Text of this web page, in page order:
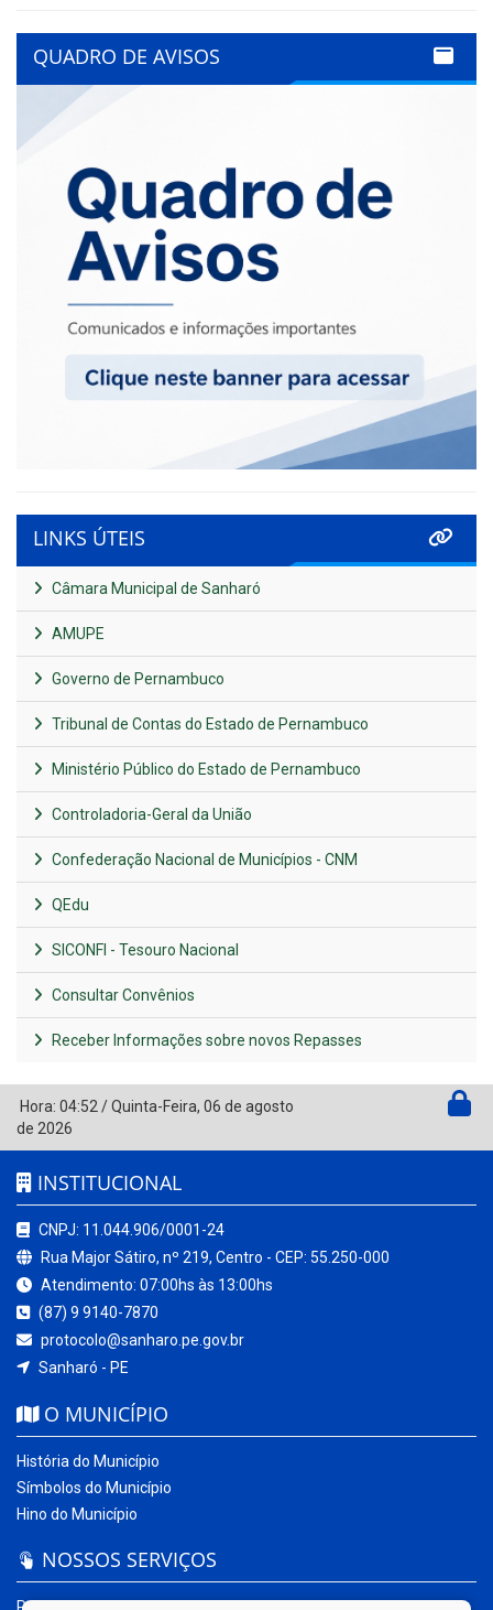
QUADRO DE AVISOS
LINKS ÚTEIS
Câmara Municipal de Sanharó
AMUPE
Governo de Pernambuco
Tribunal de Contas do Estado de Pernambuco
Ministério Público do Estado de Pernambuco
Controladoria-Geral da União
Confederação Nacional de Municípios - CNM
QEdu
SICONFI - Tesouro Nacional
Consultar Convênios
Receber Informações sobre novos Repasses
Hora: 04:52 /Quinta-Feira, 06 de agosto
de 2026
INSTITUCIONAL
CNPJ: 11.044.906/0001-24
Rua Major Sátiro, nº 219, Centro - CEP: 55.250-000
Atendimento: 07:00hs às 13:00hs
(87) 9 9140-7870
protocolo@sanharo.pe.gov.br
Sanharó - PE
O MUNICÍPIO
História do Município
Símbolos do Município
Hino do Município
NOSSOS SERVIÇOS